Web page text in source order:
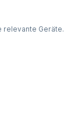
relevante Geräte.